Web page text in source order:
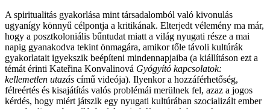
A spiritualitás gyakorlása mint társadalomból való kivonulás
ugyanígy könnyű célpontja a kritikának. Elterjedt vélemény ma már,
hogy a posztkoloniális bűntudat miatt a világ nyugati része a mai
napig gyanakodva tekint önmagára, amikor tőle távoli kultúrák
gyakorlatait igyekszik beépíteni mindennapjaiba (a kiállításon ezt a
témát érinti Kateřina Konvalinová Gyógyító kapcsolatok:
kellemetlen utazás című videója). Ilyenkor a hozzáférhetőség,
félreértés és kisajátítás valós problémái merülnek fel, azaz a jogos
kérdés, hogy miért játszik egy nyugati kultúrában szocializált ember